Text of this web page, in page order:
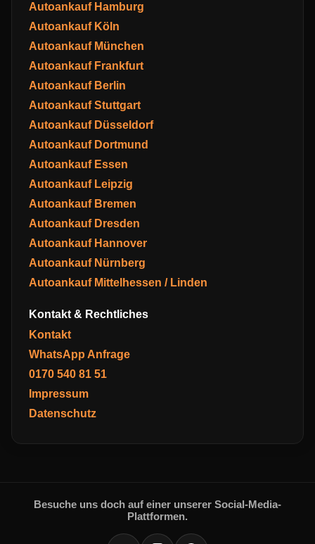
Autoankauf Hamburg
Autoankauf Köln
Autoankauf München
Autoankauf Frankfurt
Autoankauf Berlin
Autoankauf Stuttgart
Autoankauf Düsseldorf
Autoankauf Dortmund
Autoankauf Essen
Autoankauf Leipzig
Autoankauf Bremen
Autoankauf Dresden
Autoankauf Hannover
Autoankauf Nürnberg
Autoankauf Mittelhessen / Linden
Kontakt & Rechtliches
Kontakt
WhatsApp Anfrage
0170 540 81 51
Impressum
Datenschutz
Besuche uns doch auf einer unserer Social-Media-
Plattformen.